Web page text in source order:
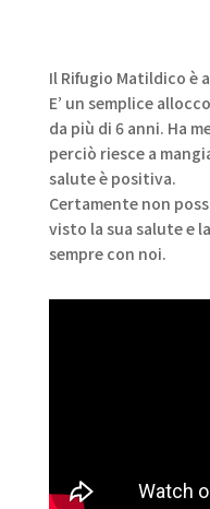
Il Rifugio Matildico è
E’ un semplice
da più di 6 anni. Ha
perciò riesce a
salute è positiva.
Certamente non
visto la sua salute e
sempre con noi.